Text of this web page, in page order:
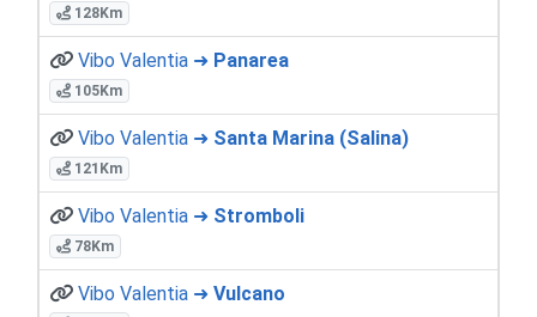
128Km
Vibo Valentia ➜ Panarea
105Km
Vibo Valentia ➜ Santa Marina (Salina)
121Km
Vibo Valentia ➜ Stromboli
78Km
Vibo Valentia ➜ Vulcano